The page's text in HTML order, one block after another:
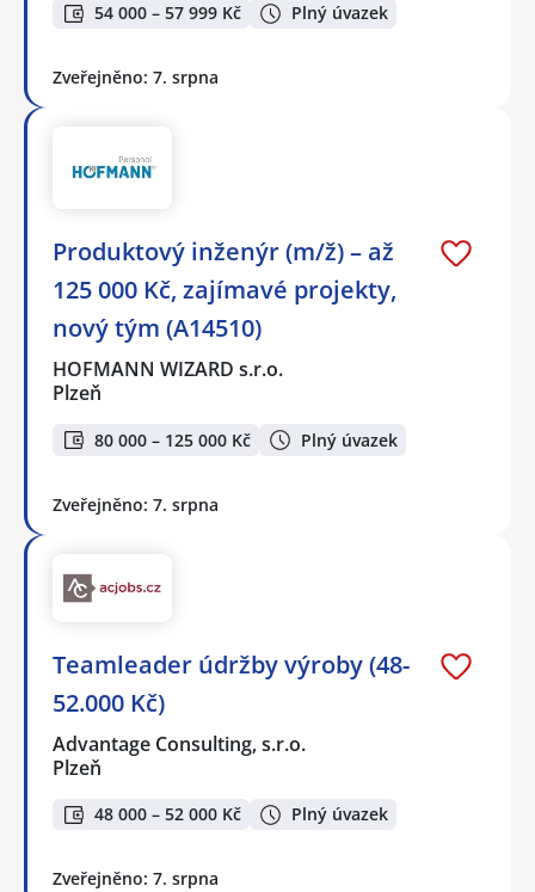
54 000 – 57 999 Kč Plný úvazek
Zveřejněno: 7. srpna
Produktový inženýr (m/ž) – až
125 000 Kč, zajímavé projekty,
nový tým (A14510)
HOFMANN WIZARD s.r.o.
Plzeň
80 000 – 125 000 Kč Plný úvazek
Zveřejněno: 7. srpna
Teamleader údržby výroby (48-
52.000 Kč)
Advantage Consulting, s.r.o.
Plzeň
48 000 – 52 000 Kč Plný úvazek
Zveřejněno: 7. srpna